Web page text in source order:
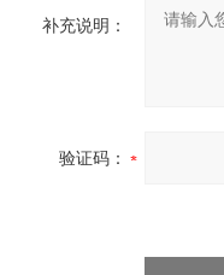
补充说明：
验证码：